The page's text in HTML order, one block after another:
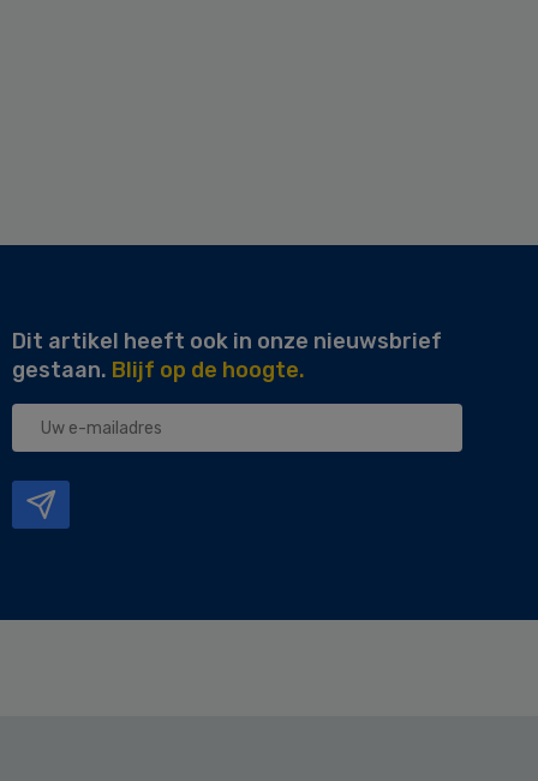
Dit artikel heeft ook in onze nieuwsbrief
gestaan. Blijf op de hoogte.
Uw